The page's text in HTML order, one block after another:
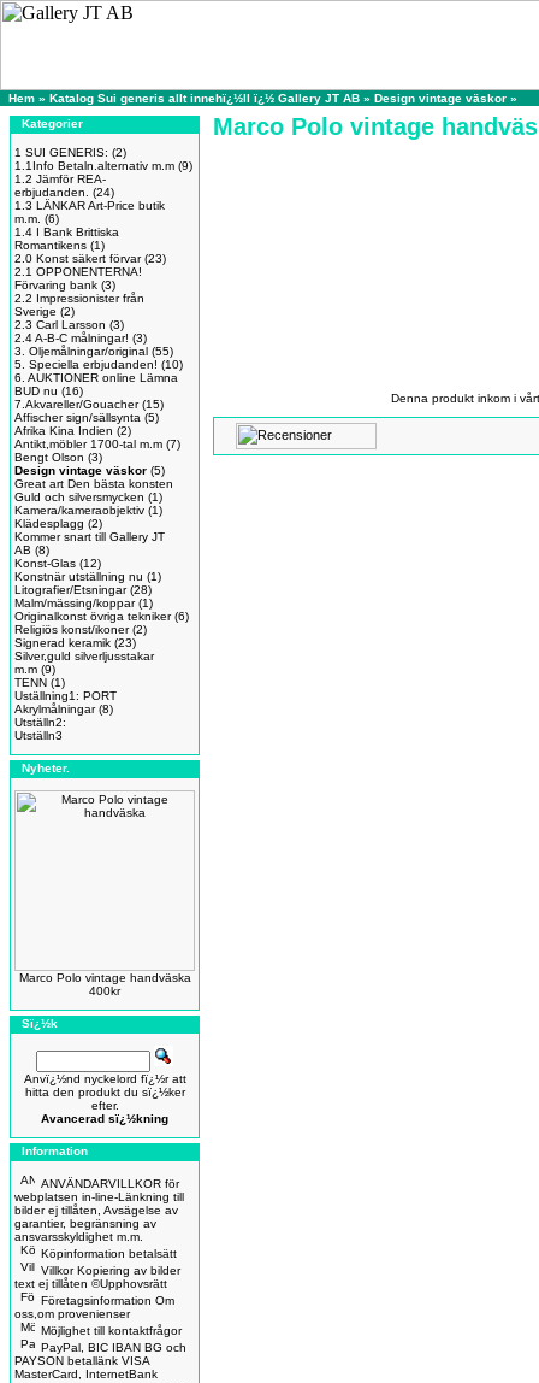
Hem » Katalog Sui generis allt innehï¿½ll ï¿½ Gallery JT AB » Design vintage väskor »
Kategorier
1 SUI GENERIS: (2)
1.1Info Betaln.alternativ m.m (9)
1.2 Jämför REA-
erbjudanden.
(24)
1.3 LÄNKAR Art-Price butik
m.m. (6)
1.4 I Bank Brittiska
Romantikens (1)
2.0 Konst säkert förvar(23)
2.1 OPPONENTERNA!
Förvaring bank (3)
2.2 Impressionister från
Sverige (2)
2.3 Carl Larsson (3)
2.4 A-B-C målningar! (3)
3. Oljemålningar/original (55)
5. Speciella erbjudanden! (10)
6. AUKTIONER online Lämna
BUD nu (16)
7.Akvareller/Gouacher(15)
Affischer sign/sällsynta (5)
Afrika Kina Indien (2)
Antikt,möbler 1700-tal m.m (7)
Bengt Olson (3)
Design vintage väskor (5)
Great art Den bästa konsten
Guld och silversmycken (1)
Kamera/kameraobjektiv (1)
Klädesplagg (2)
Kommer snart till Gallery JT
AB (8)
Konst-Glas (12)
Konstnär utställning nu (1)
Litografier/Etsningar(28)
Malm/mässing/koppar(1)
Originalkonst övriga tekniker(6)
Religiös konst/ikoner(2)
Signerad keramik (23)
Silver,guld silverljusstakar
m.m (9)
TENN (1)
Uställning1: PORT
Akrylmålningar(8)
Utställn2:
Utställn3
Nyheter.
Marco Polo vintage handväska
400kr
Sï¿½k
Anvï¿½nd nyckelord fï¿½r att
hitta den produkt du sï¿½ker
efter.
Avancerad sï¿½kning
Information
ANVÄNDARVILLKOR för
webplatsen in-line-Länkning till
bilder ej tillåten, Avsägelse av
garantier, begränsning av
ansvarsskyldighet m.m.
Köpinformation betalsätt
Villkor Kopiering av bilder
text ej tillåten ©Upphovsrätt
Företagsinformation Om
oss,om provenienser
Möjlighet till kontaktfrågor
PayPal, BIC IBAN BG och
PAYSON betallänk VISA
MasterCard, InternetBank
Marco Polo vintage
Denna produkt inkom i